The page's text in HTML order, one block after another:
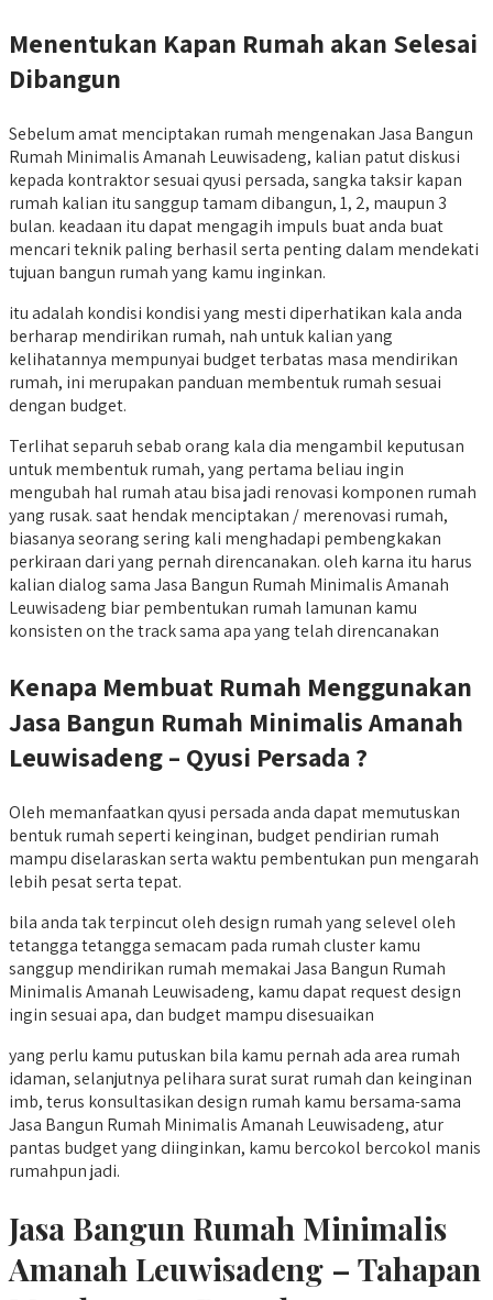
Menentukan Kapan Rumah akan Selesai
Dibangun
Sebelum amat menciptakan rumah mengenakan Jasa Bangun
Rumah Minimalis Amanah Leuwisadeng, kalian patut diskusi
kepada kontraktor sesuai qyusi persada, sangka taksir kapan
rumah kalian itu sanggup tamam dibangun, 1, 2, maupun 3
bulan. keadaan itu dapat mengagih impuls buat anda buat
mencari teknik paling berhasil serta penting dalam mendekati
tujuan bangun rumah yang kamu inginkan.
itu adalah kondisi kondisi yang mesti diperhatikan kala anda
berharap mendirikan rumah, nah untuk kalian yang
kelihatannya mempunyai budget terbatas masa mendirikan
rumah, ini merupakan panduan membentuk rumah sesuai
dengan budget.
Terlihat separuh sebab orang kala dia mengambil keputusan
untuk membentuk rumah, yang pertama beliau ingin
mengubah hal rumah atau bisa jadi renovasi komponen rumah
yang rusak. saat hendak menciptakan / merenovasi rumah,
biasanya seorang sering kali menghadapi pembengkakan
perkiraan dari yang pernah direncanakan. oleh karna itu harus
kalian dialog sama Jasa Bangun Rumah Minimalis Amanah
Leuwisadeng biar pembentukan rumah lamunan kamu
konsisten on the track sama apa yang telah direncanakan
Kenapa Membuat Rumah Menggunakan
Jasa Bangun Rumah Minimalis Amanah
Leuwisadeng – Qyusi Persada ?
Oleh memanfaatkan qyusi persada anda dapat memutuskan
bentuk rumah seperti keinginan, budget pendirian rumah
mampu diselaraskan serta waktu pembentukan pun mengarah
lebih pesat serta tepat.
bila anda tak terpincut oleh design rumah yang selevel oleh
tetangga tetangga semacam pada rumah cluster kamu
sanggup mendirikan rumah memakai Jasa Bangun Rumah
Minimalis Amanah Leuwisadeng, kamu dapat request design
ingin sesuai apa, dan budget mampu disesuaikan
yang perlu kamu putuskan bila kamu pernah ada area rumah
idaman, selanjutnya pelihara surat surat rumah dan keinginan
imb, terus konsultasikan design rumah kamu bersama-sama
Jasa Bangun Rumah Minimalis Amanah Leuwisadeng, atur
pantas budget yang diinginkan, kamu bercokol bercokol manis
rumahpun jadi.
Jasa Bangun Rumah Minimalis
Amanah Leuwisadeng – Tahapan